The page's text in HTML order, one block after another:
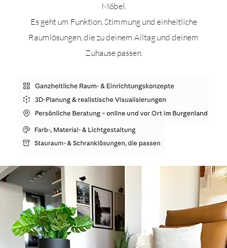
Möbel.
Es geht um Funktion, Stimmung und einheitliche
Raumlösungen, die zu deinem Alltag und deinem
Zuhause passen.